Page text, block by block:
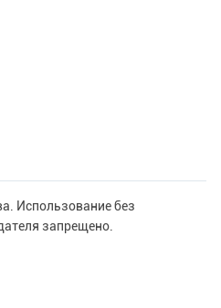
Использование без
запрещено.